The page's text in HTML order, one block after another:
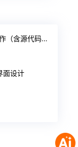
代码和软件）
面设计